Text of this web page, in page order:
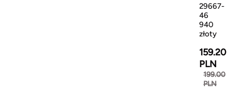
29667-
46
940
złoty
159.20
PLN
199.00
PLN